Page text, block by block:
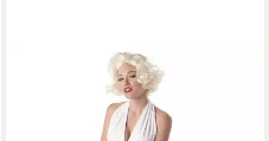
CALIFORNIA COSTUMES
Kostüm Marylin Monroe
Kostüm Lizenzkostüm weiß